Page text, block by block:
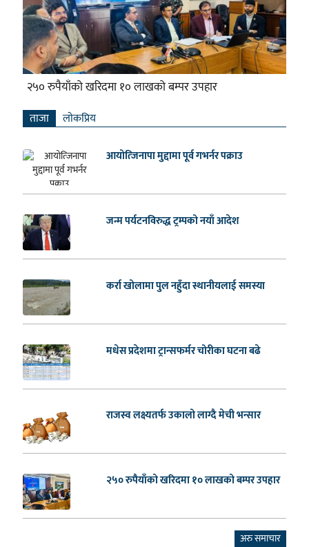
२५० रुपैयाँको खरिदमा १० लाखको बम्पर उपहार
ताजा लाेकप्रिय
आयोत्जिनापा मुद्दामा पूर्व गभर्नर पक्राउ
जन्म पर्यटनविरुद्ध ट्रम्पको नयाँ आदेश
कर्रा खोलामा पुल नहुँदा स्थानीयलाई समस्या
मधेस प्रदेशमा ट्रान्सफर्मर चोरीका घटना बढे
राजस्व लक्ष्यतर्फ उकालो लाग्दै मेची भन्सार
२५० रुपैयाँको खरिदमा १० लाखको बम्पर उपहार
अरु समाचार